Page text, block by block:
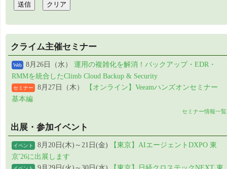
クライム主催セミナー
Web 8月26日（水） 運用の複雑化を解消！バックアップ・EDR・
RMMを統合したClimb Cloud Backup & Security
セミナー 8月27日（木）
【オンライン】Veeamハンズオンセミナー
基本編
セミナー情報一覧
出展・参加イベント
イベント 8月20日(木)～21日(金)
【東京】AIエージェントDXPO 東
京'26に出展します